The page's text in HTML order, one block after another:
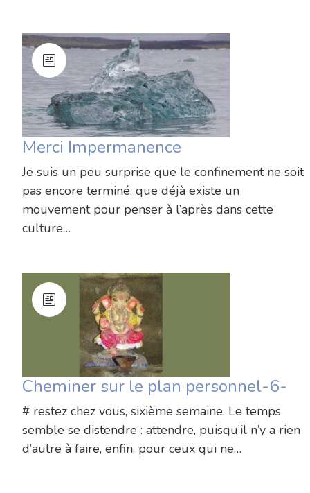
Merci Impermanence
Je suis un peu surprise que le confinement ne soit
pas encore terminé, que déjà existe un
mouvement pour penser à l’après dans cette
culture…
Cheminer sur le plan personnel-6-
# restez chez vous, sixième semaine. Le temps
semble se distendre : attendre, puisqu’il n’y a rien
d’autre à faire, enfin, pour ceux qui ne…